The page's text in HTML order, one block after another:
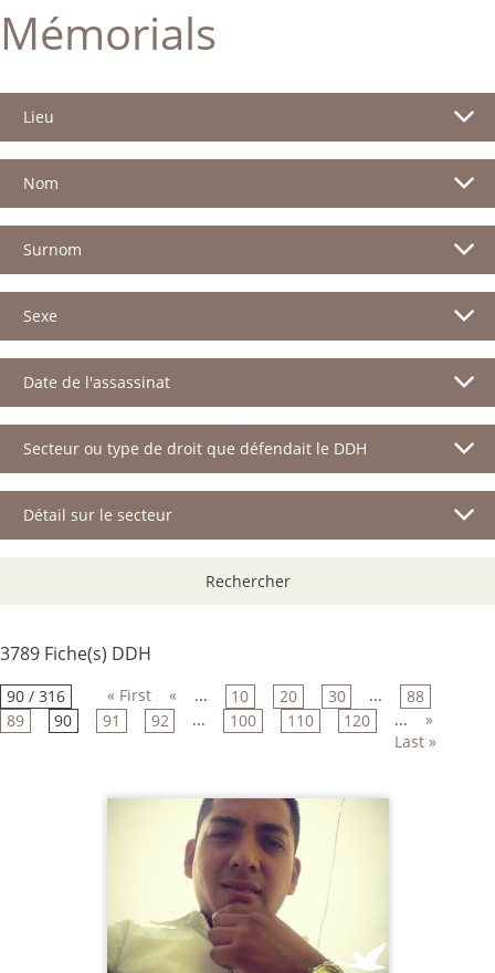
Mémorials
Lieu
Nom
Surnom
Sexe
Date de l'assassinat
Secteur ou type de droit que défendait le DDH
Détail sur le secteur
Rechercher
3789 Fiche(s) DDH
90 / 316 « First « ... 10 20 30 ...
88
89
90 91 92 ... 100 110 120 ...
»
Last »